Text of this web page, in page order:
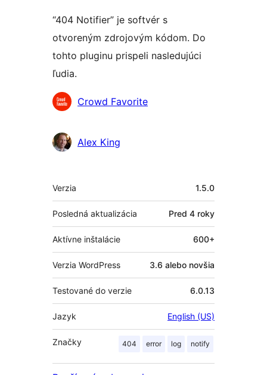
“404 Notifier” je softvér s
otvoreným zdrojovým kódom. Do
tohto pluginu prispeli nasledujúci
ľudia.
Prispievatelia
Crowd Favorite
Alex King
Meta
Verzia 1.5.0
Posledná aktualizácia Pred 4 roky
Aktívne inštalácie 600+
Verzia WordPress 3.6 alebo novšia
Testované do verzie 6.0.13
Jazyk English (US)
Značky 404 error log notify